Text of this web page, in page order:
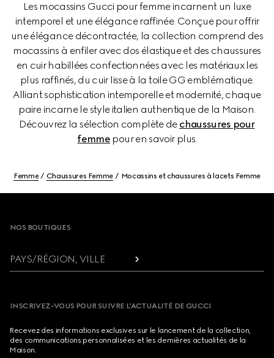
Les mocassins Gucci pour femme incarnent un luxe
intemporel et une élégance raffinée. Conçue pour offrir
une élégance décontractée, la collection comprend des
mocassins à enfiler avec dos élastique et des chaussures
en cuir habillées confectionnées avec les matériaux les
plus raffinés, du cuir lisse à la toile GG emblématique.
Alliant sophistication intemporelle et modernité, chaque
paire incarne le style italien authentique de la Maison.
Découvrez la sélection complète de chaussures pour
femme pour en savoir plus.
Femme Chaussures Femme Mocassins et chaussures à lacets Femme
NOS BOUTIQUES
PAYS/RÉGION, VILLE
INSCRIVEZ-VOUS POUR SUIVRE L’ACTUALITÉ DE GUCCI
Recevez des informations exclusives sur le lancement de la collection,
des communications personnalisées et les dernières actualités de la
Maison.